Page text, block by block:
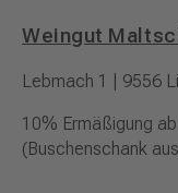
Weingut
Lebmach 1 | 9556
10% Ermäßigung
(Buschenschank